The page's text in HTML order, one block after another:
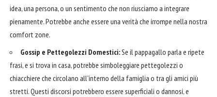
idea, una persona, o un sentimento che non riusciamo a integrare
pienamente. Potrebbe anche essere una verità che irrompe nella nostra
comfort zone.
Gossip e Pettegolezzi Domestici:Se il pappagallo parla e ripete
frasi, e si trova in casa, potrebbe simboleggiare pettegolezzi o
chiacchiere che circolano all'interno della famiglia o tra gli amici più
stretti. Questi discorsi potrebbero essere superficiali o dannosi, e